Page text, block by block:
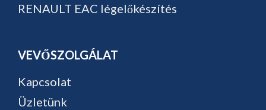
RENAULT EAC légelőkészítés
VEVŐSZOLGÁLAT
Kapcsolat
Üzletünk